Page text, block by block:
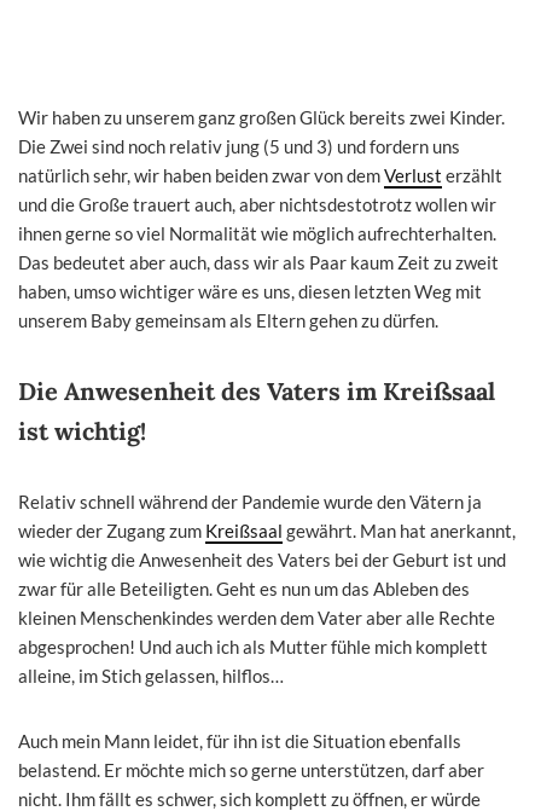
Wir haben zu unserem ganz großen Glück bereits zwei Kinder.
Die Zwei sind noch relativ jung (5 und 3) und fordern uns
natürlich sehr, wir haben beiden zwar von demVerlust erzählt
und die Große trauert auch, aber nichtsdestotrotz wollen wir
ihnen gerne so viel Normalität wie möglich aufrechterhalten.
Das bedeutet aber auch, dass wir als Paar kaum Zeit zu zweit
haben, umso wichtiger wäre es uns, diesen letzten Weg mit
unserem Baby gemeinsam als Eltern gehen zu dürfen.
Die Anwesenheit des Vaters im Kreißsaal
ist wichtig!
Relativ schnell während der Pandemie wurde den Vätern ja
wieder der Zugang zum Kreißsaal gewährt. Man hat anerkannt,
wie wichtig die Anwesenheit des Vaters bei der Geburt ist und
zwar für alle Beteiligten. Geht es nun um das Ableben des
kleinen Menschenkindes werden dem Vater aber alle Rechte
abgesprochen! Und auch ich als Mutter fühle mich komplett
alleine, im Stich gelassen, hilflos…
Auch mein Mann leidet, für ihn ist die Situation ebenfalls
belastend. Er möchte mich so gerne unterstützen, darf aber
nicht. Ihm fällt es schwer, sich komplett zu öffnen, er würde